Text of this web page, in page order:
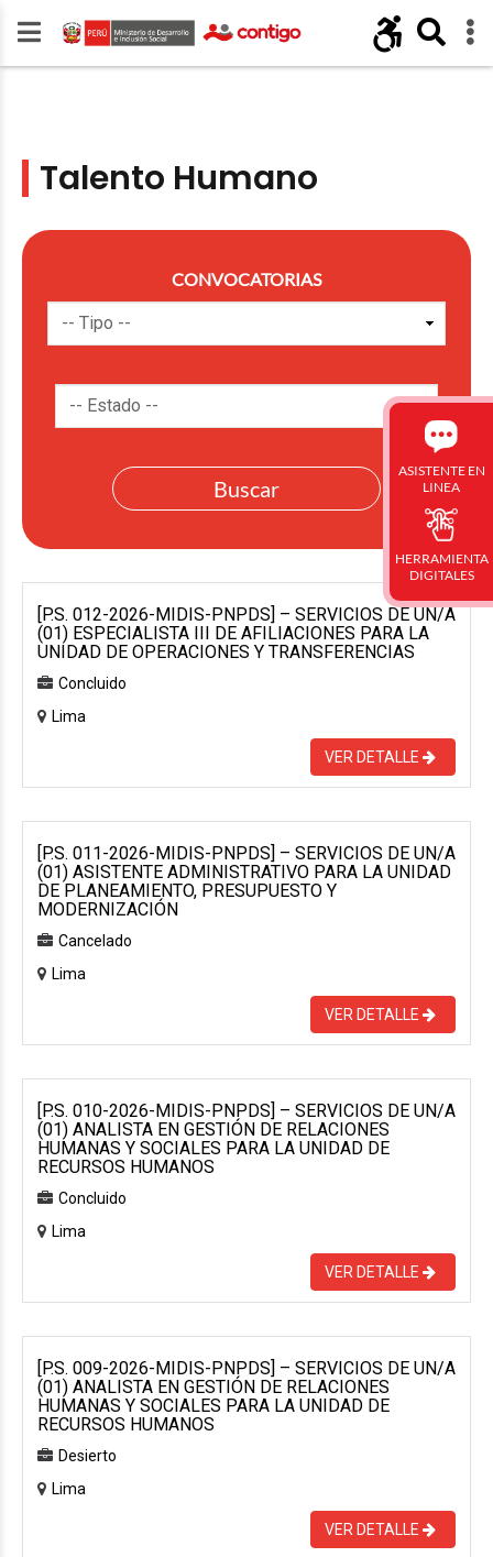
Talento Humano
CONVOCATORIAS
[P.S. 012-2026-MIDIS-PNPDS] – SERVICIOS DE UN/A
(01) ESPECIALISTA III DE AFILIACIONES PARA LA
UNIDAD DE OPERACIONES Y TRANSFERENCIAS
Concluido
Lima
VER DETALLE
[P.S. 011-2026-MIDIS-PNPDS] – SERVICIOS DE UN/A
(01) ASISTENTE ADMINISTRATIVO PARA LA UNIDAD
DE PLANEAMIENTO, PRESUPUESTO Y
MODERNIZACIÓN
Cancelado
Lima
VER DETALLE
[P.S. 010-2026-MIDIS-PNPDS] – SERVICIOS DE UN/A
(01) ANALISTA EN GESTIÓN DE RELACIONES
HUMANAS Y SOCIALES PARA LA UNIDAD DE
RECURSOS HUMANOS
Concluido
Lima
VER DETALLE
[P.S. 009-2026-MIDIS-PNPDS] – SERVICIOS DE UN/A
(01) ANALISTA EN GESTIÓN DE RELACIONES
HUMANAS Y SOCIALES PARA LA UNIDAD DE
RECURSOS HUMANOS
Desierto
Lima
VER DETALLE
ASISTENTE EN
LINEA
HERRAMIENTA
DIGITALES